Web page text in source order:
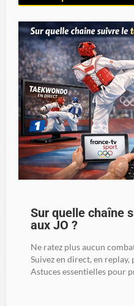
Sur quelle chaîne
aux JO ?
Ne ratez plus aucun
Suivez en direct, en
Astuces essentielles pour